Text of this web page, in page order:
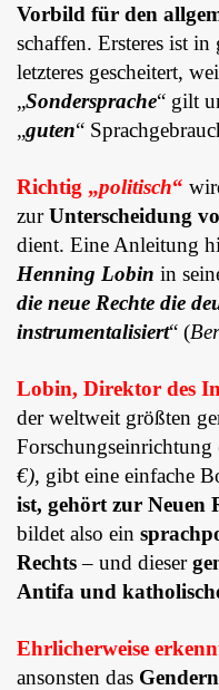
Vorbild für den
schaffen. Ersteres ist
letzteres gescheitert,
„Sondersprache“ gilt
„guten“
Richtig „politisch“
zurUnterscheidung
dient. Eine Anleitung
Henning Lobin in
die neue Rechte die
instrumentalisiert“ (
Lobin, Direktor des
der weltweit größten
Forschungseinrichtung
€), gibt eine einfache
ist, gehört zur Neuen
bildet also ein
Rechts– und dieser
Antifa und
Ehrlicherweise
ansonsten das